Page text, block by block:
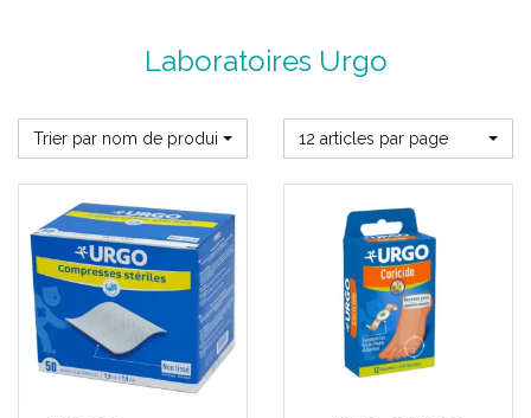
Laboratoires Urgo
Trier par nom de produit 12 articles par page